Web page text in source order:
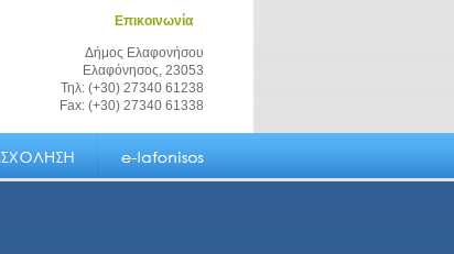
Επικοινωνία
Δήμος Ελαφονήσου
Ελαφόνησος, 23053
Τηλ: (+30) 27340 61238
Fax: (+30) 27340 61338